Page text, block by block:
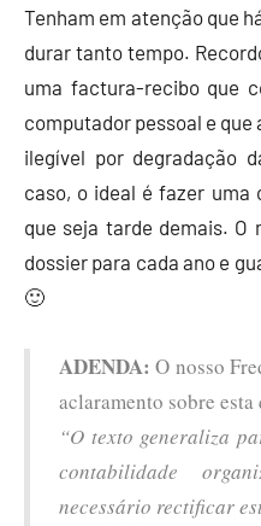
Tenham em atenção que
durar tanto tempo.
uma factura-recibo que
computador pessoal e que
ilegível por degradação
caso, o ideal é fazer uma
que seja tarde demais. O
dossier para cada ano e
🙂
ADENDA: O nosso
aclaramento sobre
“O texto generaliza
contabilidade
necessário rectificar